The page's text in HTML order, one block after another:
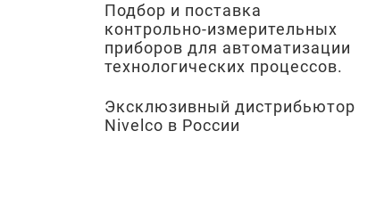
Подбор и поставка
контрольно-измерительных
приборов для автоматизации
технологических процессов.
Эксклюзивный дистрибьютор
Nivelco в России